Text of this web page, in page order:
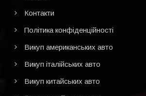
Контакти
Політика конфіденційності
Викуп американських авто
Викуп італійських авто
Викуп китайських авто